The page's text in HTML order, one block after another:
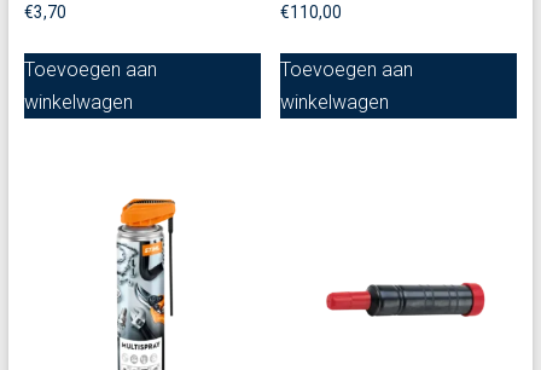
€3,70
Toevoegen aan
winkelwagen
€110,00
Toevoegen aan
winkelwagen